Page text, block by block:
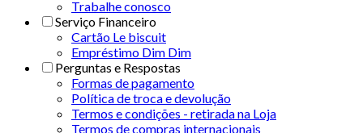
Trabalhe conosco
Serviço Financeiro
Cartão Le biscuit
Empréstimo Dim Dim
Perguntas e Respostas
Formas de pagamento
Política de troca e devolução
Termos e condições - retirada na Loja
Termos de compras internacionais